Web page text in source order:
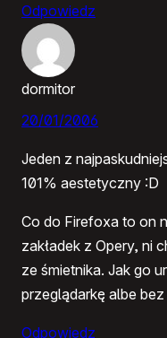
Odpowiedz
dormitor
20/01/2006
Jeden z
101% aestetyczny :D
Co do Firefoxa to on
zakładek z Opery, ni
ze śmietnika. Jak go
przeglądarkę albe
Odpowiedz